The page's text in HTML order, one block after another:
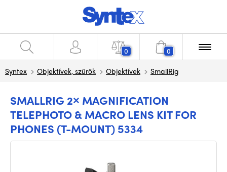
0 0
Syntex Objektívek, szűrők Objektívek SmallRig
SMALLRIG 2× MAGNIFICATION
TELEPHOTO & MACRO LENS KIT FOR
PHONES (T-MOUNT) 5334